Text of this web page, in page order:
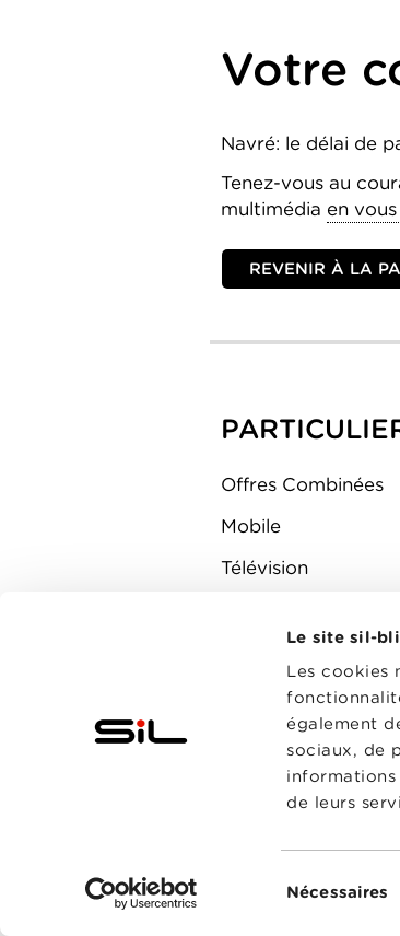
Le site sil-
Les cookies
également
sociaux, de
de leurs
du
Nécessaires
Votre
Navré: le délai de
Tenez-vous au
multimédia en
REVENIR À LA
Offres Combinées
Mobile
Télévision